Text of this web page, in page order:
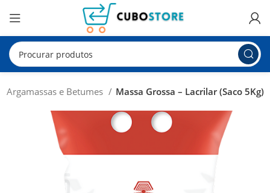
Argamassas e Betumes Massa Grossa – Lacrilar (Saco 5Kg)